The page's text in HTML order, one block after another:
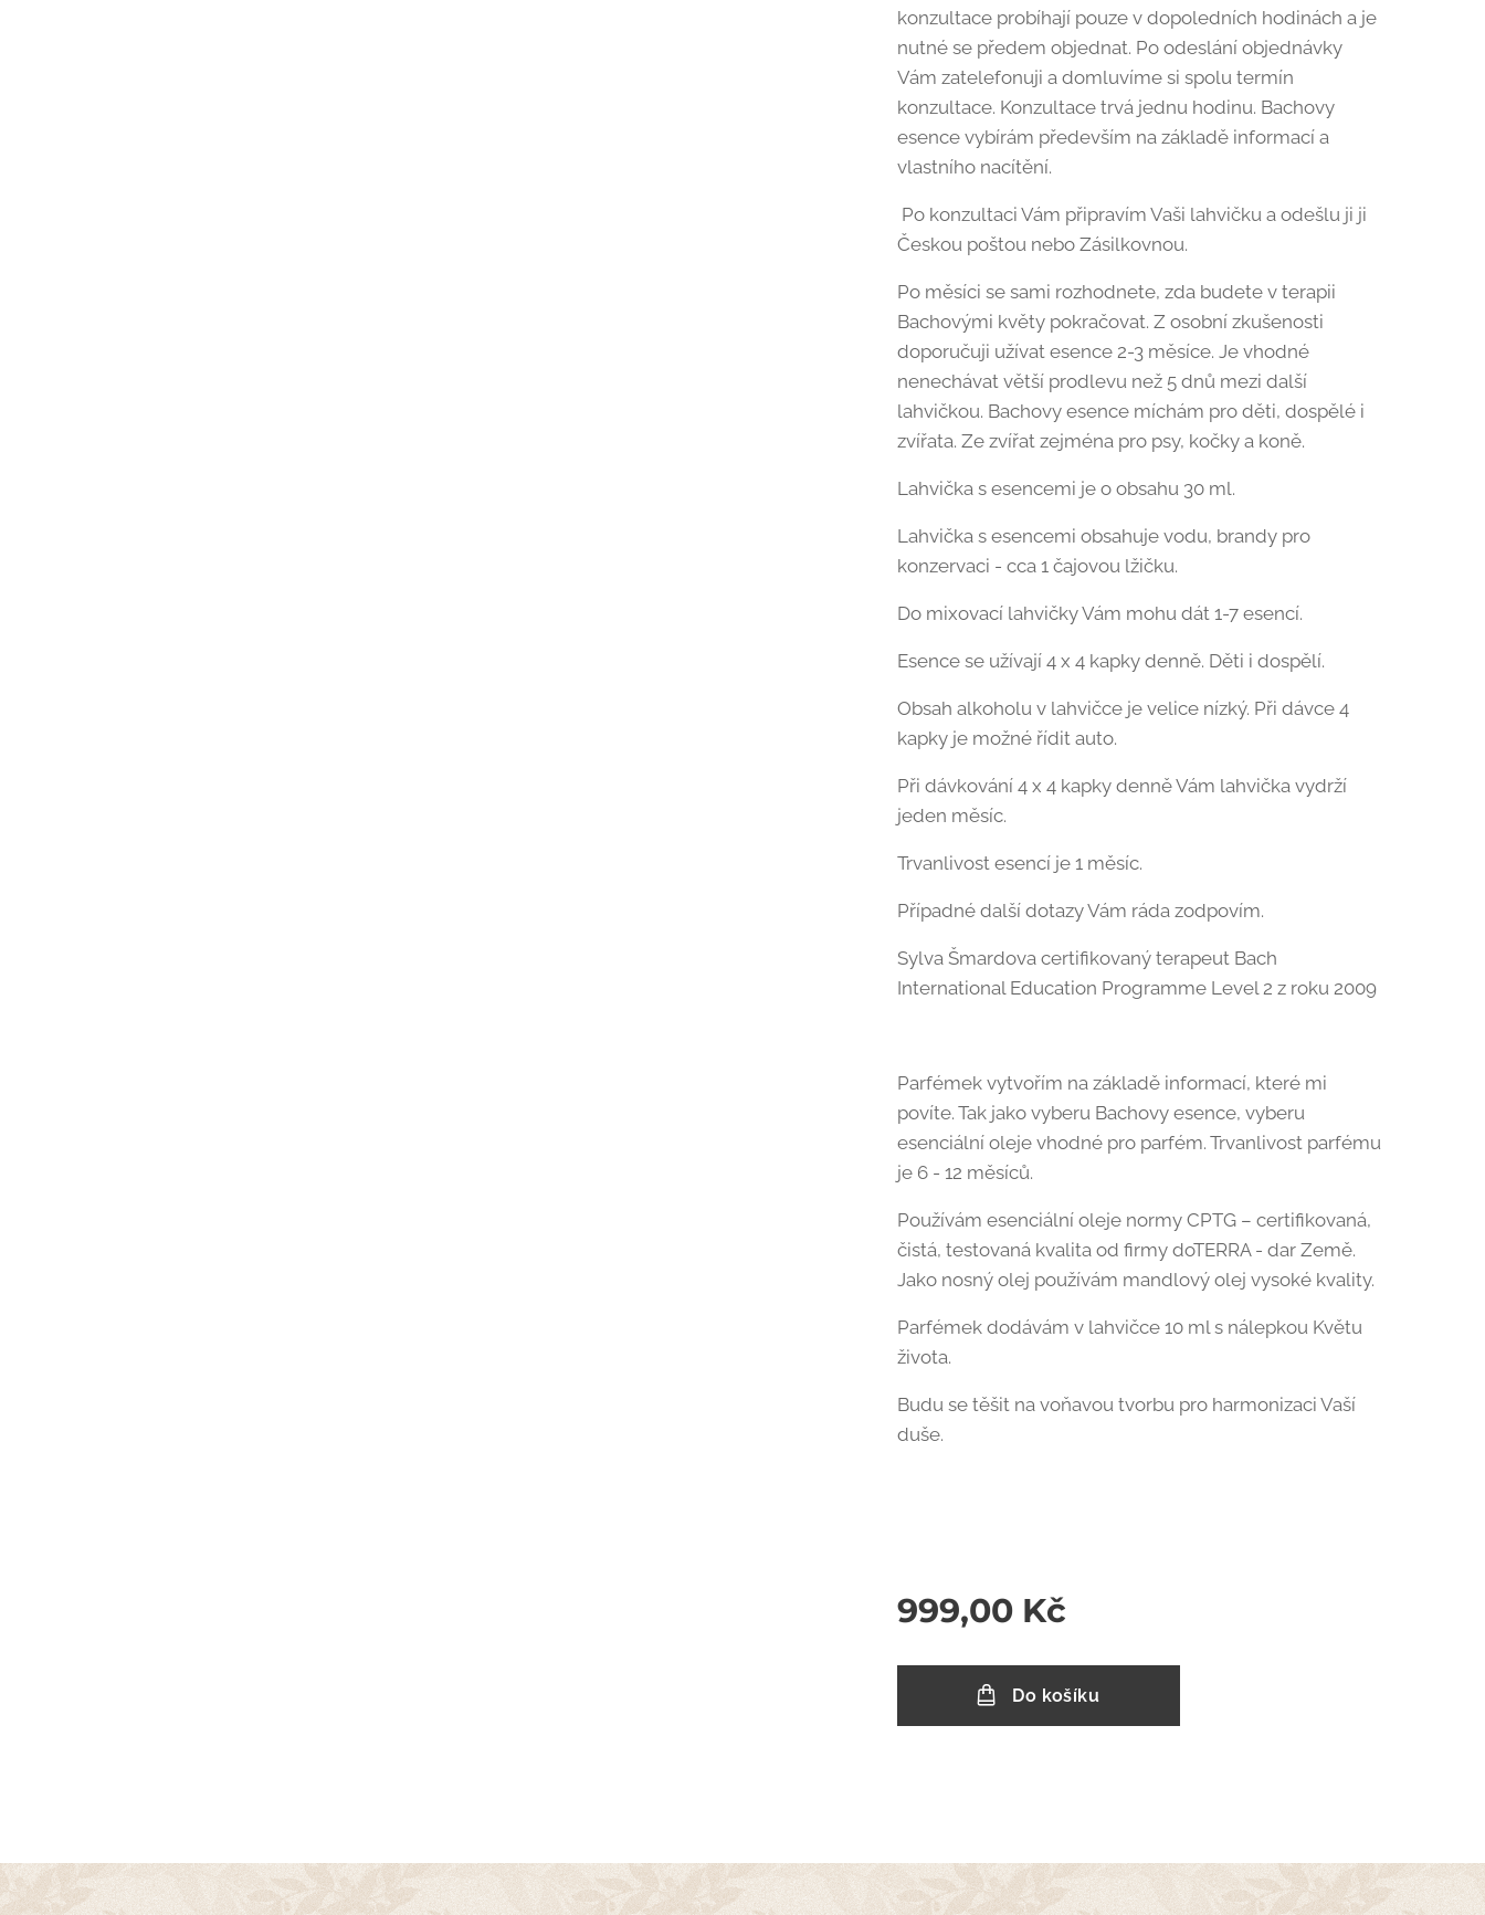
konzultace probíhají pouze v dopoledních hodinách a je
nutné se předem objednat. Po odeslání objednávky
Vám zatelefonuji a domluvíme si spolu termín
konzultace. Konzultace trvá jednu hodinu. Bachovy
esence vybírám především na základě informací a
vlastního nacítění.
Po konzultaci Vám připravím Vaši lahvičku a odešlu ji ji
Českou poštou nebo Zásilkovnou.
Po měsíci se sami rozhodnete, zda budete v terapii
Bachovými květy pokračovat. Z osobní zkušenosti
doporučuji užívat esence 2-3 měsíce. Je vhodné
nenechávat větší prodlevu než 5 dnů mezi další
lahvičkou. Bachovy esence míchám pro děti, dospělé i
zvířata. Ze zvířat zejména pro psy, kočky a koně.
Lahvička s esencemi je o obsahu 30 ml.
Lahvička s esencemi obsahuje vodu, brandy pro
konzervaci - cca 1 čajovou lžičku.
Do mixovací lahvičky Vám mohu dát 1-7 esencí.
Esence se užívají 4 x 4 kapky denně. Děti i dospělí.
Obsah alkoholu v lahvičce je velice nízký. Při dávce 4
kapky je možné řídit auto.
Při dávkování 4 x 4 kapky denně Vám lahvička vydrží
jeden měsíc.
Trvanlivost esencí je 1 měsíc.
Případné další dotazy Vám ráda zodpovím.
Sylva Šmardova certifikovaný terapeut Bach
International Education Programme Level 2 z roku 2009
Parfémek vytvořím na základě informací, které mi
povíte. Tak jako vyberu Bachovy esence, vyberu
esenciální oleje vhodné pro parfém. Trvanlivost parfému
je 6 - 12 měsíců.
Používám esenciální oleje normy CPTG – certifikovaná,
čistá, testovaná kvalita od firmy doTERRA - dar Země.
Jako nosný olej používám mandlový olej vysoké kvality.
Parfémek dodávám v lahvičce 10 ml s nálepkou Květu
života.
Budu se těšit na voňavou tvorbu pro harmonizaci Vaší
duše.
999,00 Kč
Do košíku